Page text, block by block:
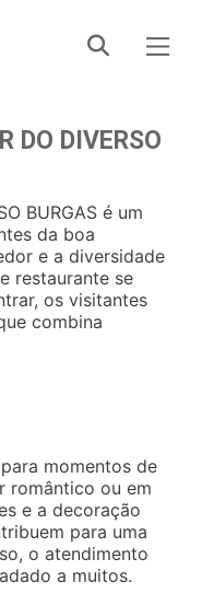
DO DIVERSO
BURGAS é um
da boa
e a diversidade
restaurante se
os visitantes
combina
momentos de
romântico ou em
e a decoração
para uma
o atendimento
a muitos.